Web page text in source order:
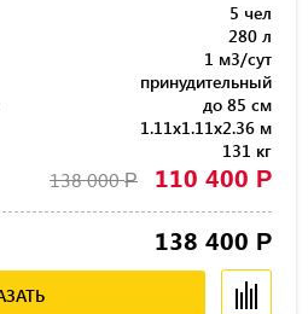
5 чел
280 л
1 м3/сут
принудительный
до 85 см
1.11x1.11x2.36 м
131 кг
138 000Р 110 400 Р
138 400 Р